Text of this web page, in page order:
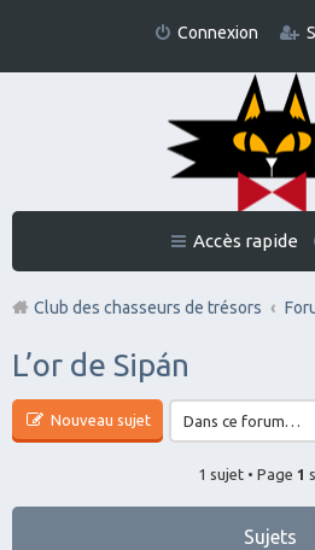
Connexion
Accès rapide
Club des chasseurs de trésors
L’or de Sipán
Nouveau sujet
1 sujet • Page 1
Sujets